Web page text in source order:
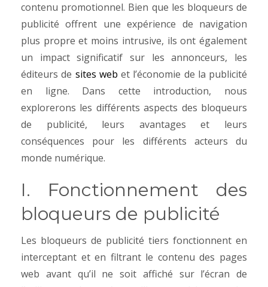
contenu promotionnel. Bien que les bloqueurs de
publicité offrent une expérience de navigation
plus propre et moins intrusive, ils ont également
un impact significatif sur les annonceurs, les
éditeurs de sites web et l’économie de la publicité
en ligne. Dans cette introduction, nous
explorerons les différents aspects des bloqueurs
de publicité, leurs avantages et leurs
conséquences pour les différents acteurs du
monde numérique.
I. Fonctionnement des
bloqueurs de publicité
Les bloqueurs de publicité tiers fonctionnent en
interceptant et en filtrant le contenu des pages
web avant qu’il ne soit affiché sur l’écran de